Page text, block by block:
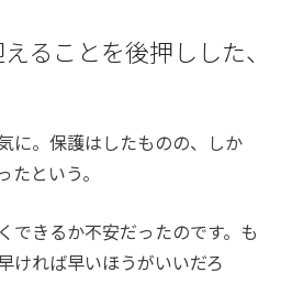
ることを後押しした、
に。保護はしたものの、しか
たという。
できるか不安だったのです。も
ければ早いほうがいいだろ